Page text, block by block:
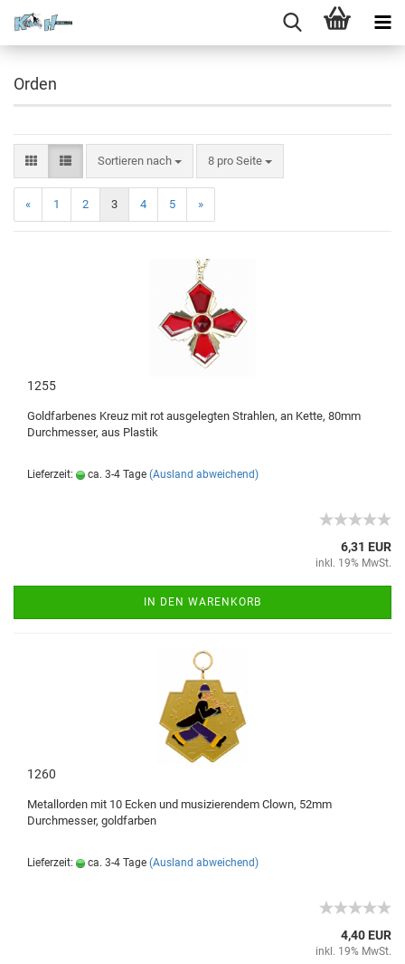
Orden
Sortieren nach 8 pro Seite
« 1 2 3 4 5 »
1255
Goldfarbenes Kreuz mit rot ausgelegten Strahlen, an Kette, 80mm
Durchmesser, aus Plastik
Lieferzeit: ca. 3-4 Tage (Ausland abweichend)
6,31 EUR
inkl. 19% MwSt.
IN DEN WARENKORB
1260
Metallorden mit 10 Ecken und musizierendem Clown, 52mm
Durchmesser, goldfarben
Lieferzeit: ca. 3-4 Tage (Ausland abweichend)
4,40 EUR
inkl. 19% MwSt.